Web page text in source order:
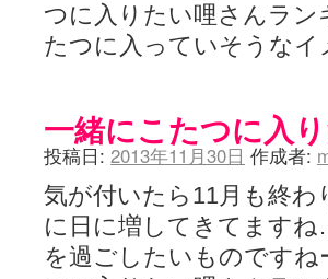
つに入りたい哩さんラ
たつに入っていそうな
一緒にこたつに入
投稿日: 2013年11月30日 作成者:
気が付いたら11月も終
に日に増してきてます
を過ごしたいものです